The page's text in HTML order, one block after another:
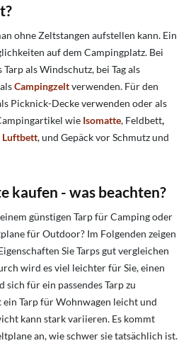
ohne Zeltstangen aufstellen kann. Ein
auf dem Campingplatz. Bei
als Windschutz, bei Tag als
Campingzeltverwenden. Für den
Picknick-Decke verwenden oder als
wie Isomatte, Feldbett,
Luftbett, und Gepäck vor Schmutz und
kaufen - was beachten?
günstigen Tarp für Camping oder
für Outdoor? Im Folgenden zeigen
Sie Tarps gut vergleichen
wird es viel leichter für Sie, einen
für ein passendes Tarp zu
ein Tarp für Wohnwagen leicht und
kann stark variieren. Es kommt
an, wie schwer sie tatsächlich ist.